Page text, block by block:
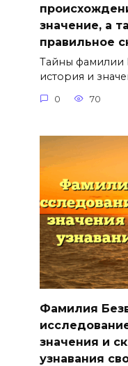
значение, а
правильное
Тайны фамилии
история и
0 70
Фамилия
значения и
узнавания